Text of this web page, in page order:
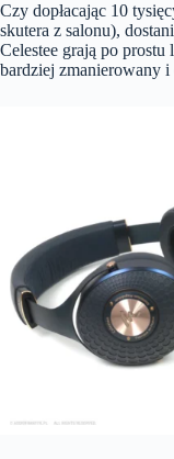
Czy dopłacając 10
skutera z salonu),
Celestee grają po
bardziej zmanierowany i